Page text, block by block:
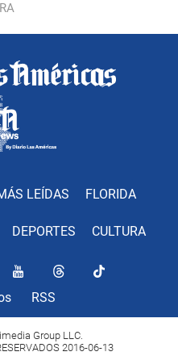
LEÍDAS FLORIDA
DEPORTES CULTURA
RSS
Group LLC.
2016-06-13